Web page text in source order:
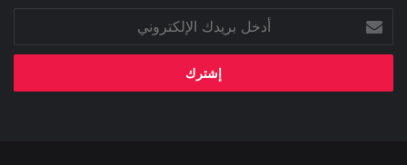
أدخل
بريدك
الإلكتروني